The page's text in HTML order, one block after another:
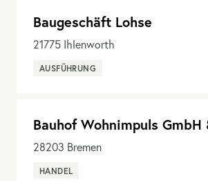
Baugeschäft Lohse
21775 Ihlenworth
AUSFÜHRUNG
Bauhof Wohnimpuls GmbH
28203 Bremen
HANDEL